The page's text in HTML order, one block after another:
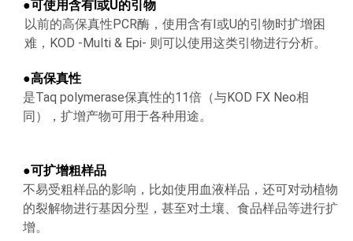
●可使用含有 或U的引物
以前的高保真性PCR酶，使用含有I或U的引物时扩增困
难，KOD -Multi & Epi- 则可以使用这类引物进行分析。
●高保真性
是Taq polymerase保真性的11倍（与KOD FX Neo相
同），扩增产物可用于各种用途。
●可扩增粗样品
不易受粗样品的影响，比如使用血液样品，还可对动植物
的裂解物进行基因分型，甚至对土壤、食品样品等进行扩
增。